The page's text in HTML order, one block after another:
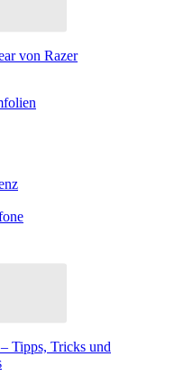
von Razer
Tipps, Tricks und